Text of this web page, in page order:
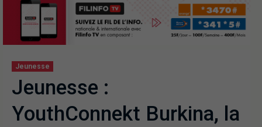
Jeunesse
Jeunesse :
YouthConnekt Burkina, la